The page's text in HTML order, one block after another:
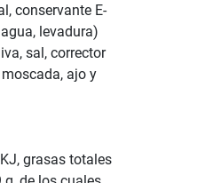
conservante E-
levadura)
sal, corrector
ajo y
grasas totales